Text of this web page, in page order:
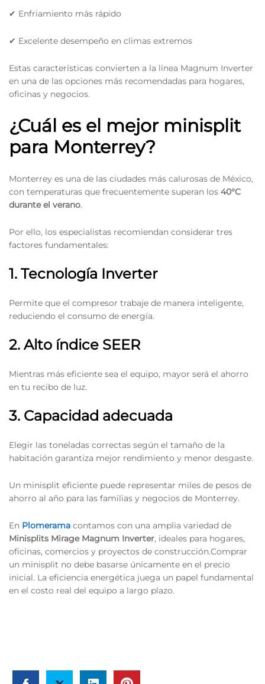
✔ Enfriamiento más rápido
✔ Excelente desempeño en climas extremos
Estas características convierten a la línea Magnum Inverter
en una de las opciones más recomendadas para hogares,
oficinas y negocios.
¿Cuál es el mejor minisplit
para Monterrey?
Monterrey es una de las ciudades más calurosas de México,
con temperaturas que frecuentemente superan los 40°C
durante el verano.
Por ello, los especialistas recomiendan considerar tres
factores fundamentales:
1. Tecnología Inverter
Permite que el compresor trabaje de manera inteligente,
reduciendo el consumo de energía.
2. Alto índice SEER
Mientras más eficiente sea el equipo, mayor será el ahorro
en tu recibo de luz.
3. Capacidad adecuada
Elegir las toneladas correctas según el tamaño de la
habitación garantiza mejor rendimiento y menor desgaste.
Un minisplit eficiente puede representar miles de pesos de
ahorro al año para las familias y negocios de Monterrey.
En Plomerama contamos con una amplia variedad de
Minisplits Mirage Magnum Inverter, ideales para hogares,
oficinas, comercios y proyectos de construcción.Comprar
un minisplit no debe basarse únicamente en el precio
inicial. La eficiencia energética juega un papel fundamental
en el costo real del equipo a largo plazo.